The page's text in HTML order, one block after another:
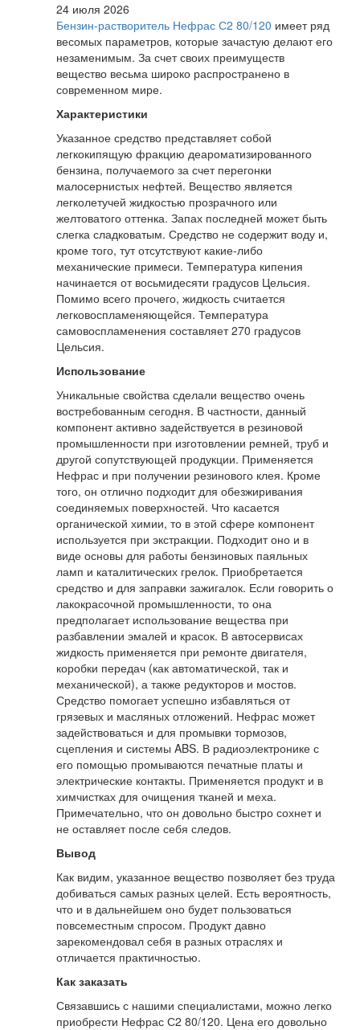
24 июля 2026
Бензин-растворитель Нефрас С2 80/120 имеет ряд
весомых параметров, которые зачастую делают его
незаменимым. За счет своих преимуществ
вещество весьма широко распространено в
современном мире.
Характеристики
Указанное средство представляет собой
легкокипящую фракцию деароматизированного
бензина, получаемого за счет перегонки
малосернистых нефтей. Вещество является
легколетучей жидкостью прозрачного или
желтоватого оттенка. Запах последней может быть
слегка сладковатым. Средство не содержит воду и,
кроме того, тут отсутствуют какие-либо
механические примеси. Температура кипения
начинается от восьмидесяти градусов Цельсия.
Помимо всего прочего, жидкость считается
легковоспламеняющейся. Температура
самовоспламенения составляет 270 градусов
Цельсия.
Использование
Уникальные свойства сделали вещество очень
востребованным сегодня. В частности, данный
компонент активно задействуется в резиновой
промышленности при изготовлении ремней, труб и
другой сопутствующей продукции. Применяется
Нефрас и при получении резинового клея. Кроме
того, он отлично подходит для обезжиривания
соединяемых поверхностей. Что касается
органической химии, то в этой сфере компонент
используется при экстракции. Подходит оно и в
виде основы для работы бензиновых паяльных
ламп и каталитических грелок. Приобретается
средство и для заправки зажигалок. Если говорить о
лакокрасочной промышленности, то она
предполагает использование вещества при
разбавлении эмалей и красок. В автосервисах
жидкость применяется при ремонте двигателя,
коробки передач (как автоматической, так и
механической), а также редукторов и мостов.
Средство помогает успешно избавляться от
грязевых и масляных отложений. Нефрас может
задействоваться и для промывки тормозов,
сцепления и системы ABS. В радиоэлектронике с
его помощью промываются печатные платы и
электрические контакты. Применяется продукт и в
химчистках для очищения тканей и меха.
Примечательно, что он довольно быстро сохнет и
не оставляет после себя следов.
Вывод
Как видим, указанное вещество позволяет без труда
добиваться самых разных целей. Есть вероятность,
что и в дальнейшем оно будет пользоваться
повсеместным спросом. Продукт давно
зарекомендовал себя в разных отраслях и
отличается практичностью.
Как заказать
Связавшись с нашими специалистами, можно легко
приобрести Нефрас С2 80/120. Цена его довольно